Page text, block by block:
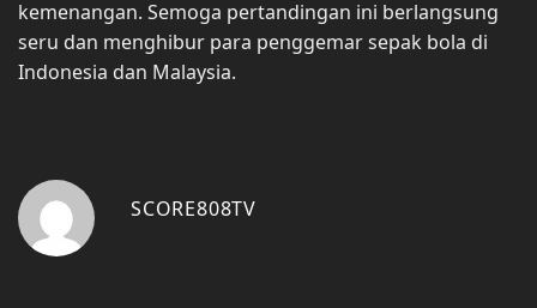
kemenangan. Semoga pertandingan ini berlangsung
seru dan menghibur para penggemar sepak bola di
Indonesia dan Malaysia.
SCORE808TV